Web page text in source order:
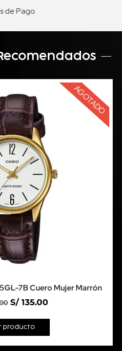
de Pago
AGOTADO
7B Cuero Mujer Marrón
S/135.00
producto